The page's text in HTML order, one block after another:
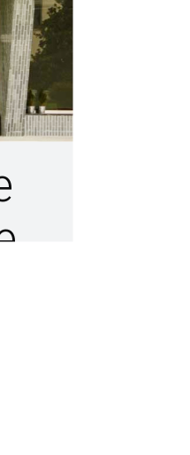
Familie.
Leidenschaft
ist es, die uns zu Jägern im
Ikonen, die Ihre
gibt immaterielle, emotionale